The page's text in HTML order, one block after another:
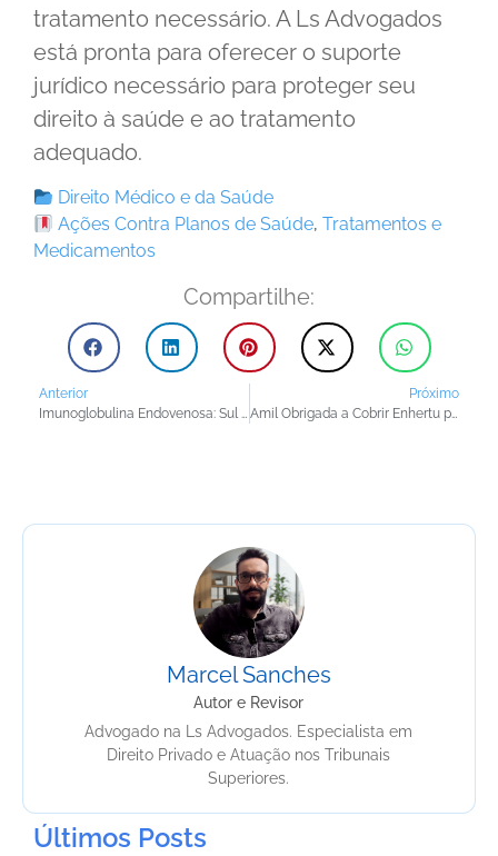
tratamento necessário. A Ls Advogados
está pronta para oferecer o suporte
jurídico necessário para proteger seu
direito à saúde e ao tratamento
adequado.
Direito Médico e da Saúde
Ações Contra Planos de Saúde,Tratamentos e
Medicamentos
Compartilhe:
Anterior
Imunoglobulina Endovenosa: Sul América Deve Cobrir Tratamento para Síndrome do Homem Rígido
Próximo
Amil Obrigada a Cobrir Enhertu para Adenocarcinoma do Ducto Excretor
Marcel Sanches
Autor e Revisor
Advogado na Ls Advogados. Especialista em
Direito Privado e Atuação nos Tribunais
Superiores.
Últimos Posts